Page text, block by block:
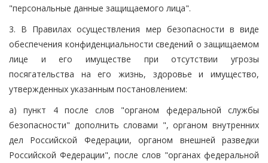
"персональные данные защищаемого лица".
3. В Правилах осуществления мер безопасности в виде
обеспечения конфиденциальности сведений о защищаемом
лице и его имуществе при отсутствии угрозы
посягательства на его жизнь, здоровье и имущество,
утвержденных указанным постановлением:
а) пункт 4 после слов "органом федеральной службы
безопасности" дополнить словами ", органом внутренних
дел Российской Федерации, органом внешней разведки
Российской Федерации", после слов "органах федеральной